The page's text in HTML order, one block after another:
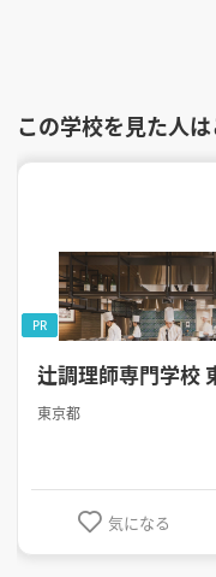
この学校を見た人
辻調理師専門学校
東京都
気になる
PR